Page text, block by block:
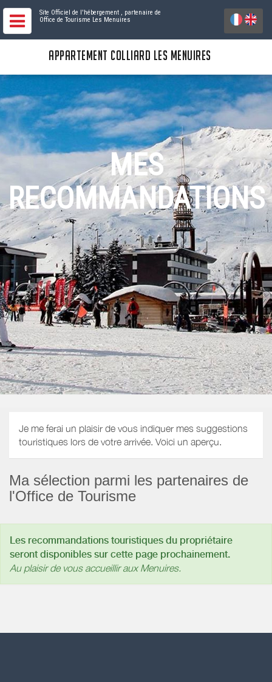
Site Officiel de l'hébergement , partenaire de
Office de Tourisme Les Menuires
APPARTEMENT COLLIARD LES MENUIRES
MES
RECOMMANDATIONS
Je me ferai un plaisir de vous indiquer mes suggestions
touristiques lors de votre arrivée. Voici un aperçu.
Ma sélection parmi les partenaires de
l'Office de Tourisme
Les recommandations touristiques du propriétaire
seront disponibles sur cette page prochainement.
Au plaisir de vous accueillir aux Menuires.